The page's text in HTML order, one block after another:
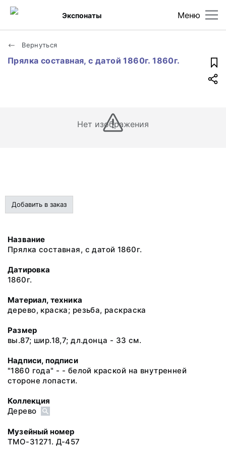
Меню
Экспонаты
Вернуться
Прялка составная, с датой 1860г. 1860г.
Нет изображения
Добавить в заказ
Название
Прялка составная, с датой 1860г.
Датировка
1860г.
Материал, техника
дерево, краска; резьба, раскраска
Размер
вы.87; шир.18,7; дл.донца - 33 см.
Надписи, подписи
"1860 года" - - белой краской на внутренней
стороне лопасти.
Коллекция
Дерево
Музейный номер
ТМО-31271. Д-457